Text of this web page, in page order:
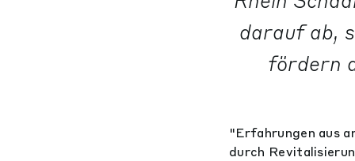
darauf ab,
fördern
"Erfahrungen aus
durch